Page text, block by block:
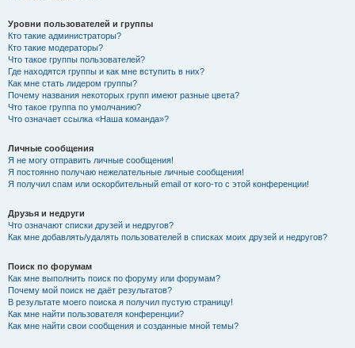
Уровни пользователей и группы
Кто такие администраторы?
Кто такие модераторы?
Что такое группы пользователей?
Где находятся группы и как мне вступить в них?
Как мне стать лидером группы?
Почему названия некоторых групп имеют разные цвета?
Что такое группа по умолчанию?
Что означает ссылка «Наша команда»?
Личные сообщения
Я не могу отправить личные сообщения!
Я постоянно получаю нежелательные личные сообщения!
Я получил спам или оскорбительный email от кого-то с этой конференции!
Друзья и недруги
Что означают списки друзей и недругов?
Как мне добавлять/удалять пользователей в списках моих друзей и недругов?
Поиск по форумам
Как мне выполнить поиск по форуму или форумам?
Почему мой поиск не даёт результатов?
В результате моего поиска я получил пустую страницу!
Как мне найти пользователя конференции?
Как мне найти свои сообщения и созданные мной темы?